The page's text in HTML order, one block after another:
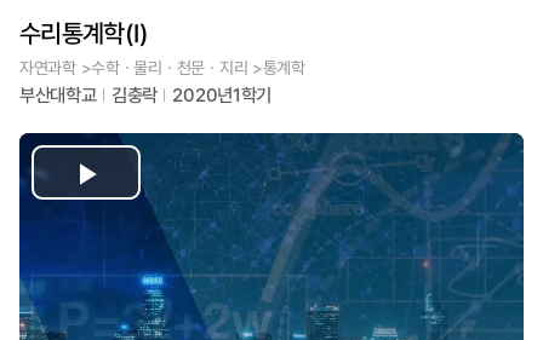
수리통계학(I)
자연과학 >수학ㆍ물리ㆍ천문ㆍ지리 >통계학
부산대학교 김충락 2020년1학기
Play
Video